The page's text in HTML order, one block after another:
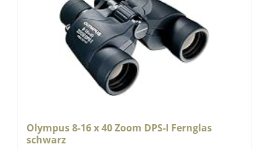
Olympus 8-16 x 40 Zoom DPS-I Fernglas
schwarz